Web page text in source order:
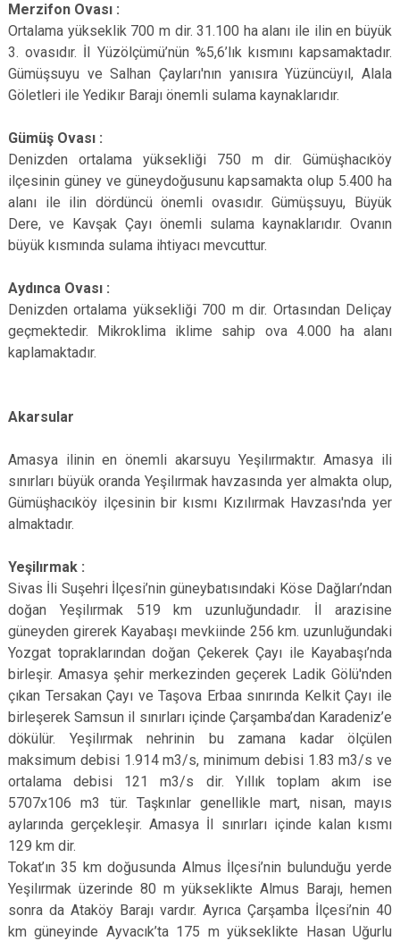
Merzifon Ovası :
Ortalama yükseklik 700 m dir. 31.100 ha alanı ile ilin en büyük
3. ovasıdır. İl Yüzölçümü’nün %5,6’lık kısmını kapsamaktadır.
Gümüşsuyu ve Salhan Çayları'nın yanısıra Yüzüncüyıl, Alala
Göletleri ile Yedikır Barajı önemli sulama kaynaklarıdır.
Gümüş Ovası :
Denizden ortalama yüksekliği 750 m dir. Gümüşhacıköy
ilçesinin güney ve güneydoğusunu kapsamakta olup 5.400 ha
alanı ile ilin dördüncü önemli ovasıdır. Gümüşsuyu, Büyük
Dere, ve Kavşak Çayı önemli sulama kaynaklarıdır. Ovanın
büyük kısmında sulama ihtiyacı mevcuttur.
Aydınca Ovası :
Denizden ortalama yüksekliği 700 m dir. Ortasından Deliçay
geçmektedir. Mikroklima iklime sahip ova 4.000 ha alanı
kaplamaktadır.
Akarsular
Amasya ilinin en önemli akarsuyu Yeşilırmaktır. Amasya ili
sınırları büyük oranda Yeşilırmak havzasında yer almakta olup,
Gümüşhacıköy ilçesinin bir kısmı Kızılırmak Havzası'nda yer
almaktadır.
Yeşilırmak :
Sivas İli Suşehri İlçesi’nin güneybatısındaki Köse Dağları’ndan
doğan Yeşilırmak 519 km uzunluğundadır. İl arazisine
güneyden girerek Kayabaşı mevkiinde 256 km. uzunluğundaki
Yozgat topraklarından doğan Çekerek Çayı ile Kayabaşı’nda
birleşir. Amasya şehir merkezinden geçerek Ladik Gölü'nden
çıkan Tersakan Çayı ve Taşova Erbaa sınırında Kelkit Çayı ile
birleşerek Samsun il sınırları içinde Çarşamba’dan Karadeniz’e
dökülür. Yeşilırmak nehrinin bu zamana kadar ölçülen
maksimum debisi 1.914 m3/s, minimum debisi 1.83 m3/s ve
ortalama debisi 121 m3/s dir. Yıllık toplam akım ise
5707x106 m3 tür. Taşkınlar genellikle mart, nisan, mayıs
aylarında gerçekleşir. Amasya İl sınırları içinde kalan kısmı
129 km dir.
Tokat’ın 35 km doğusunda Almus İlçesi’nin bulunduğu yerde
Yeşilırmak üzerinde 80 m yükseklikte Almus Barajı, hemen
sonra da Ataköy Barajı vardır. Ayrıca Çarşamba İlçesi’nin 40
km güneyinde Ayvacık’ta 175 m yükseklikte Hasan Uğurlu